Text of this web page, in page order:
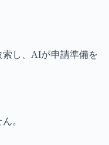
し、AIが申請準備を
。